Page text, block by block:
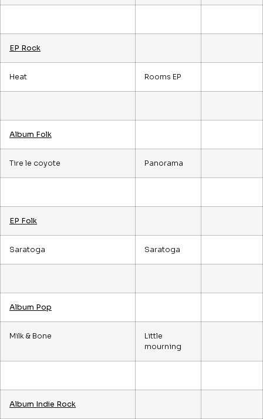
EP Rock
Heat Rooms EP
Album Folk
Tire le coyote Panorama
EP Folk
Saratoga Saratoga
Album Pop
Milk & Bone
Little
mourning
Album Indie Rock